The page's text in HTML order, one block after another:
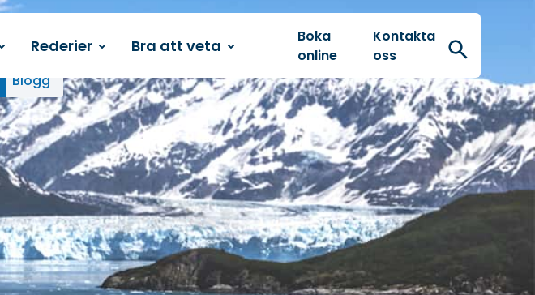
Rederier Bra att veta
Boka
online
Kontakta
oss
Sök
Blogg